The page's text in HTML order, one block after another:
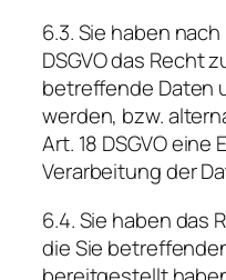
6.3. Sie haben
DSGVO das Recht
betreffende Daten
werden, bzw.
Art. 18 DSGVO
Verarbeitung der
6.4. Sie haben das
die Sie